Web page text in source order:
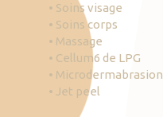
• Soins visage
• Soins corps
• Massage
• Cellum6 de LPG
• Microdermabrasion
• Jet peel